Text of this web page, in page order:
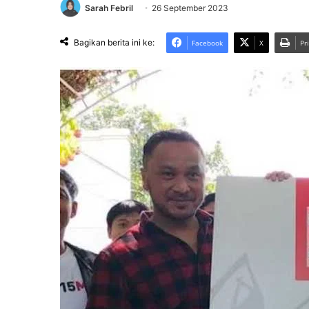
Sarah Febril 26 September 2023
Bagikan berita ini ke: Facebook X